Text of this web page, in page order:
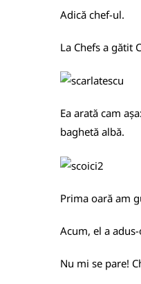
Adică chef-ul.
La Chefs a gătit
Ea arată cam
baghetă albă.
Prima oară am
Acum, el a
Nu mi se pare!